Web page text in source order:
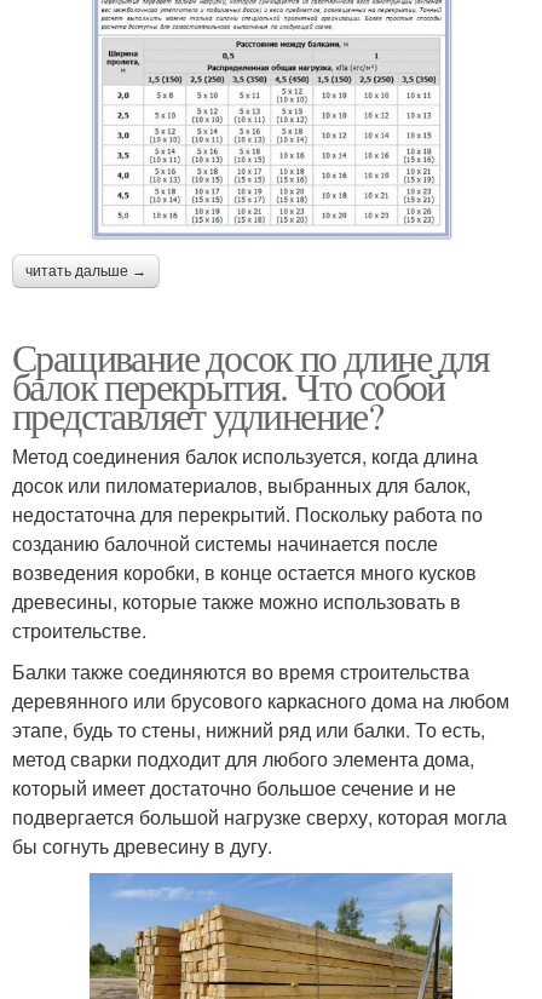
читать дальше →
Сращивание досок по длине для
балок перекрытия. Что собой
представляет удлинение?
Метод соединения балок используется, когда длина
досок или пиломатериалов, выбранных для балок,
недостаточна для перекрытий. Поскольку работа по
созданию балочной системы начинается после
возведения коробки, в конце остается много кусков
древесины, которые также можно использовать в
строительстве.
Балки также соединяются во время строительства
деревянного или брусового каркасного дома на любом
этапе, будь то стены, нижний ряд или балки. То есть,
метод сварки подходит для любого элемента дома,
который имеет достаточно большое сечение и не
подвергается большой нагрузке сверху, которая могла
бы согнуть древесину в дугу.